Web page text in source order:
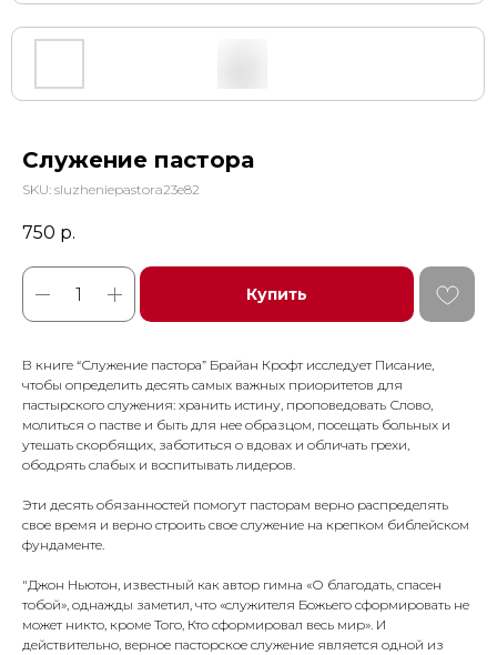
Служение пастора
SKU: sluzheniepastora23e82
750 р.
Купить
В книге “Служение пастора” Брайан Крофт исследует Писа­ние,
чтобы определить десять самых важных приоритетов для
пастырского служения: хранить истину, проповедовать Слово,
молиться о пастве и быть для нее образцом, посещать боль­ных и
утешать скорбящих, за­ботиться о вдовах и обличать грехи,
ободрять слабых и вос­питывать лидеров.
Эти десять обязанностей помо­гут пасторам верно распреде­лять
свое время и верно стро­ить свое служение на крепком библейском
фундаменте.
"Джон Ньютон, известный как автор гимна «О благодать, спасен
тобой», однажды заметил, что «служителя Божьего сформировать не
может никто, кроме Того, Кто сформиро­вал весь мир». И
действительно, верное пасторское служение является одной из